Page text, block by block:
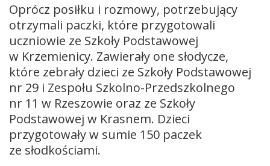
Oprócz posiłku i rozmowy, potrzebujący
otrzymali paczki, które przygotowali
uczniowie ze Szkoły Podstawowej
w Krzemienicy. Zawierały one słodycze,
które zebrały dzieci ze Szkoły Podstawowej
nr 29 i Zespołu Szkolno-Przedszkolnego
nr 11 w Rzeszowie oraz ze Szkoły
Podstawowej w Krasnem. Dzieci
przygotowały w sumie 150 paczek
ze słodkościami.